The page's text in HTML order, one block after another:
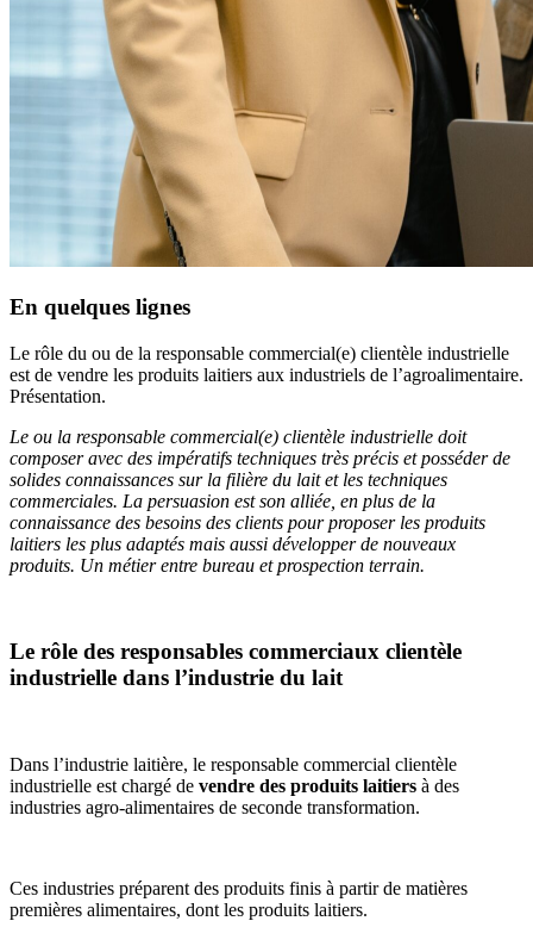
En quelques lignes
Le rôle du ou de la responsable commercial(e) clientèle industrielle
est de vendre les produits laitiers aux industriels de l’agroalimentaire.
Présentation.
Le ou la responsable commercial(e) clientèle industrielle doit
composer avec des impératifs techniques très précis et posséder de
solides connaissances sur la filière du lait et les techniques
commerciales. La persuasion est son alliée, en plus de la
connaissance des besoins des clients pour proposer les produits
laitiers les plus adaptés mais aussi développer de nouveaux
produits. Un métier entre bureau et prospection terrain.
Le rôle des responsables commerciaux clientèle
industrielle dans l’industrie du lait
Dans l’industrie laitière, le responsable commercial clientèle
industrielle est chargé de vendre des produits laitiers à des
industries agro-alimentaires de seconde transformation.
Ces industries préparent des produits finis à partir de matières
premières alimentaires, dont les produits laitiers.